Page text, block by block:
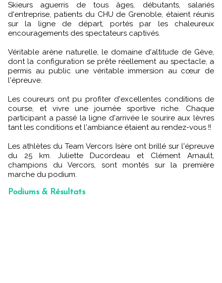
Skieurs aguerris de tous âges, débutants, salariés
d'entreprise, patients du CHU de Grenoble, étaient réunis
sur la ligne de départ, portés par les chaleureux
encouragements des spectateurs captivés.
Véritable arène naturelle, le domaine d'altitude de Gève,
dont la configuration se prête réellement au spectacle, a
permis au public une véritable immersion au cœur de
l'épreuve.
Les coureurs ont pu profiter d'excellentes conditions de
course, et vivre une journée sportive riche. Chaque
participant a passé la ligne d'arrivée le sourire aux lèvres
tant les conditions et l'ambiance étaient au rendez-vous !!
Les athlètes du Team Vercors Isère ont brillé sur l'épreuve
du 25 km. Juliette Ducordeau et Clément Arnault,
champions du Vercors, sont montés sur la première
marche du podium.
Podiums & Résultats